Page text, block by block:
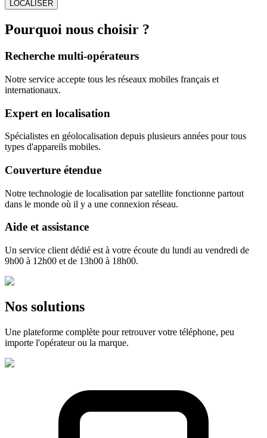
LOCALISER
Pourquoi nous choisir ?
Recherche multi-opérateurs
Notre service accepte tous les réseaux mobiles français et
internationaux.
Expert en localisation
Spécialistes en géolocalisation depuis plusieurs années pour tous
types d'appareils mobiles.
Couverture étendue
Notre technologie de localisation par satellite fonctionne partout
dans le monde où il y a une connexion réseau.
Aide et assistance
Un service client dédié est à votre écoute du lundi au vendredi de
9h00 à 12h00 et de 13h00 à 18h00.
Nos solutions
Une plateforme complète pour retrouver votre téléphone, peu
importe l'opérateur ou la marque.